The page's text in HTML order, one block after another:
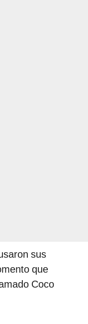
sus
que
Coco